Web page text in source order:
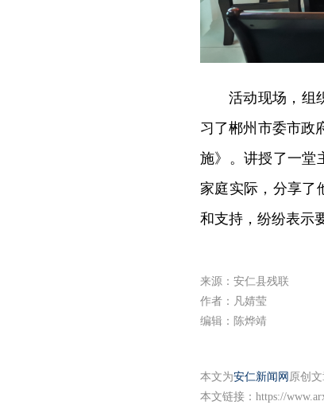
活动现场，组
习了郴州市委市政
施》。讲授了一堂
家庭实际，分享了
和支持，纷纷表示
来源：安仁县残联
作者：凡婧莹
编辑：陈烨靖
本文为安仁新闻网 原创
本文链接： https://